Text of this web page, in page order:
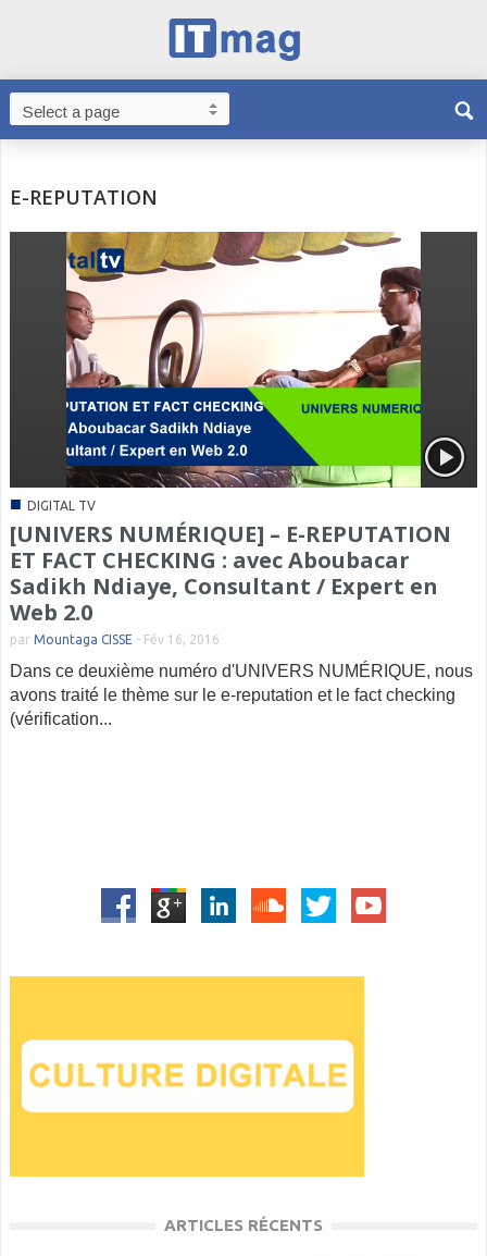
E-REPUTATION
■ DIGITAL TV
[UNIVERS NUMÉRIQUE] – E-REPUTATION
ET FACT CHECKING : avec Aboubacar
Sadikh Ndiaye, Consultant / Expert en
Web 2.0
par Mountaga CISSE - Fév 16, 2016
Dans ce deuxième numéro d'UNIVERS NUMÉRIQUE, nous
avons traité le thème sur le e-reputation et le fact checking
(vérification...
ARTICLES RÉCENTS